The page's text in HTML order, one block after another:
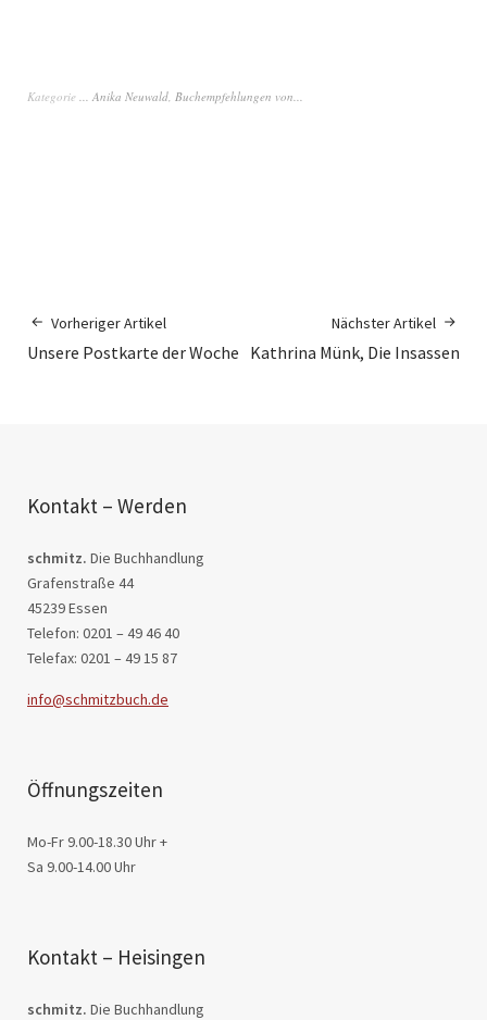
Kategorie ... Anika Neuwald Buchempfehlungen von...
Vorheriger Artikel
Unsere Postkarte der Woche
Nächster Artikel
Kathrina Münk, Die Insassen
Kontakt – Werden
schmitz. Die Buchhandlung
Grafenstraße 44
45239 Essen
Telefon: 0201 – 49 46 40
Telefax: 0201 – 49 15 87
info@schmitzbuch.de
Öffnungszeiten
Mo-Fr 9.00-18.30 Uhr +
Sa 9.00-14.00 Uhr
Kontakt – Heisingen
schmitz. Die Buchhandlung